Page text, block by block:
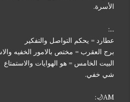
الأسرة.
...:
عطارد = يحكم التواصل والتفكير
برج العقرب = مختص بالامور الخفيه
البيت الخامس = هو الهوايات
شي خفي.
AM🌙: